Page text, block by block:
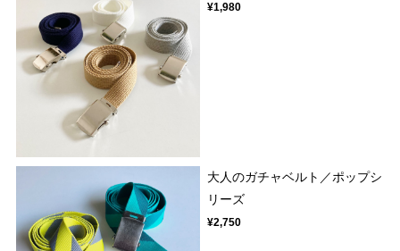
¥1,980
大人のガチャベルト／ポップシ
リーズ
¥2,750